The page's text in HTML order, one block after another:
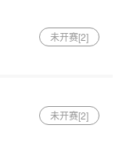
未开赛[2]
未开赛[2]